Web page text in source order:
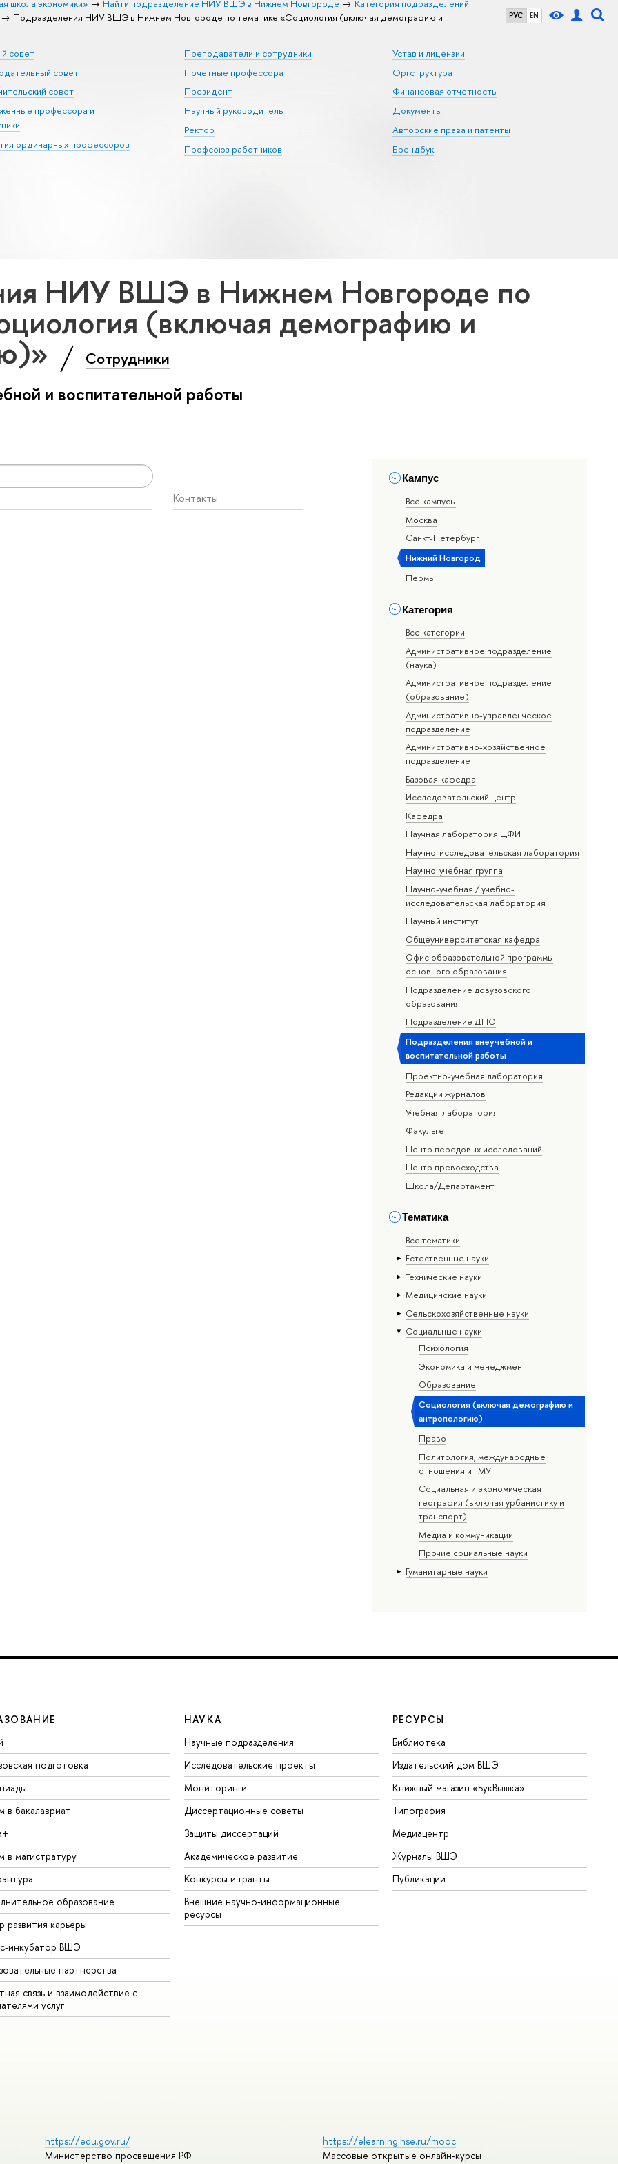
РУС EN
школа экономики» Найти подразделение НИУ ВШЭ в Нижнем Новгороде
Категория подразделений:
Подразделения НИУ ВШЭ в Нижнем Новгороде по тематике «Социология (включая демографию и
совет
совет
совет
профессора и
ординарных профессоров
Преподаватели и сотрудники
Почетные профессора
Президент
Научный руководитель
Ректор
Профсоюз работников
Устав и лицензии
Оргструктура
Финансовая отчетность
Документы
Авторские права и патенты
Брендбук
НИУ ВШЭ в Нижнем Новгороде по
(включая демографию и
Сотрудники
и воспитательной работы
Кампус
Все кампусы
Москва
Санкт-Петербург
Нижний Новгород
Пермь
Категория
Все категории
Административное подразделение
(наука)
Административное подразделение
(образование)
Административно-управленческое
подразделение
Административно-хозяйственное
подразделение
Базовая кафедра
Исследовательский центр
Кафедра
Научная лаборатория ЦФИ
Научно-исследовательская лаборатория
Научно-учебная группа
Научно-учебная / учебно-
исследовательская лаборатория
Научный институт
Общеуниверситетская кафедра
Офис образовательной программы
основного образования
Подразделение довузовского
образования
Подразделение ДПО
Подразделения внеучебной и
воспитательной работы
Проектно-учебная лаборатория
Редакции журналов
Учебная лаборатория
Факультет
Центр передовых исследований
Центр превосходства
Школа/Департамент
Тематика
Все тематики
Естественные науки
Тех­ничес­кие науки
Медицинские науки
Сельскохозяйственные науки
Социальные науки
Психология
Экономика и менеджмент
Образование
Социология (включая демографию и
антропологию)
Право
Политология, международные
отношения и ГМУ
Социальная и экономическая
география (включая урбанистику и
транспорт)
Медиа и коммуникации
Прочие социальные науки
Гуманитарные науки
Контакты
подготовка
в бакалавриат
в магистратуру
образование
развития карьеры
инкубатор ВШЭ
партнерства
связь и взаимодействие с
услуг
НАУКА
Научные подразделения
Исследовательские проекты
Мониторинги
Диссертационные советы
Защиты диссертаций
Академическое развитие
Конкурсы и гранты
Внешние научно-информационные
ресурсы
РЕСУРСЫ
Библиотека
Издательский дом ВШЭ
Книжный магазин «БукВышка»
Типография
Медиацентр
Журналы ВШЭ
Публикации
https://edu.gov.ru/
Министерство просвещения РФ
https://elearning.hse.ru/mooc
Массовые открытые онлайн-курсы